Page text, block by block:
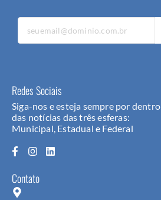
Redes Sociais
Siga-nos e esteja sempre por dentro
das notícias das três esferas:
Municipal, Estadual e Federal
Contato